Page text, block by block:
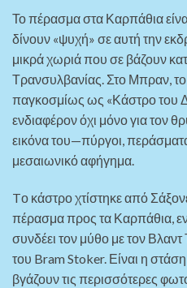
Το πέρασμα στα Καρπάθια
δίνουν «ψυχή» σε αυτή την
μικρά χωριά που σε βάζουν
Τρανσυλβανίας. Στο Μπραν,
παγκοσμίως ως «Κάστρο του
ενδιαφέρον όχι μόνο για τον
εικόνα του—πύργοι,
μεσαιωνικό αφήγημα.
Tο κάστρο χτίστηκε από
πέρασμα προς τα Καρπάθια,
συνδέει τον μύθο με τον
του Bram Stoker. Είναι η
βγάζουν τις περισσότερες